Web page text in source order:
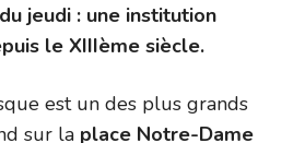
jeudi : une institution
le XIIIème siècle.
est un des plus grands
sur la place Notre-Dame